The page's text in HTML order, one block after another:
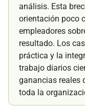
análisis. Esta
orientación poco
empleadores
resultado. Los
práctica y la
trabajo diarios
ganancias reales
toda la